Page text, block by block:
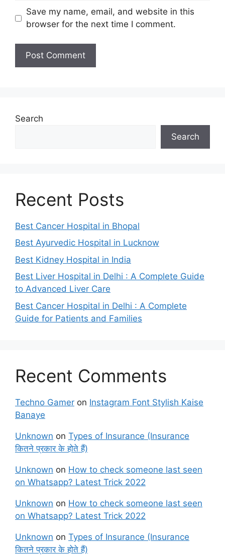
Save my name, email, and website in this
browser for the next time I comment.
Search
Search
Recent Posts
Best Cancer Hospital in Bhopal
Best Ayurvedic Hospital in Lucknow
Best Kidney Hospital in India
Best Liver Hospital in Delhi : A Complete Guide
to Advanced Liver Care
Best Cancer Hospital in Delhi : A Complete
Guide for Patients and Families
Recent Comments
Techno Gamer on Instagram Font Stylish Kaise
Banaye
Unknown on Types of Insurance (Insurance
कितने प्रकार के होते हैं)
Unknown on How to check someone last seen
on Whatsapp? Latest Trick 2022
Unknown on How to check someone last seen
on Whatsapp? Latest Trick 2022
Unknown on Types of Insurance (Insurance
कितने प्रकार के होते हैं)